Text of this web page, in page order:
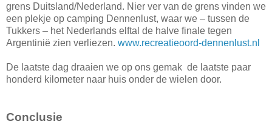
grens Duitsland/Nederland. Nier ver van de grens vinden we
een plekje op camping Dennenlust, waar we – tussen de
Tukkers – het Nederlands elftal de halve finale tegen
Argentinië zien verliezen. www.recreatieoord-dennenlust.nl
De laatste dag draaien we op ons gemak de laatste paar
honderd kilometer naar huis onder de wielen door.
Conclusie